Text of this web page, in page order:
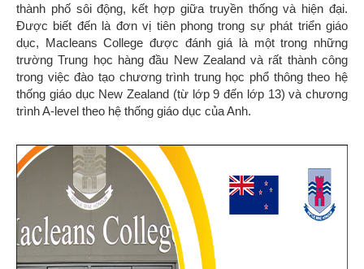
thành phố sôi động, kết hợp giữa truyền thống và hiện đại.
Được biết đến là đơn vị tiên phong trong sự phát triển giáo
dục, Macleans College được đánh giá là một trong những
trường Trung học hàng đầu New Zealand và rất thành công
trong việc đào tạo chương trình trung học phổ thông theo hệ
thống giáo dục New Zealand (từ lớp 9 đến lớp 13) và chương
trình A-level theo hệ thống giáo dục của Anh.